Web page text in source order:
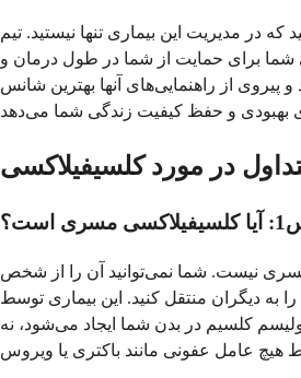
که در مدیریت این بیماری تنها نیستید. تیم
شما برای حمایت از شما در طول درمان و
پیروی از راهنمایی‌های آنها بهترین شانس
در مورد کلسيفیلاکسی
مسری است؟
نیست. شما نمی‌توانید آن را از شخص
را به دیگران منتقل کنید. این بیماری توسط
کلسیم در بدن شما ایجاد می‌شود، نه